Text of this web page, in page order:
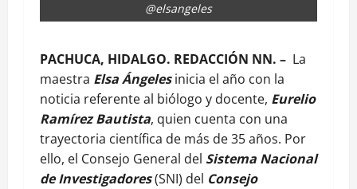
@elsangeles
PACHUCA, HIDALGO. REDACCIÓN NN. – La
maestra Elsa Ángeles inicia el año con la
noticia referente al biólogo y docente, Eurelio
Ramírez Bautista, quien cuenta con una
trayectoria científica de más de 35 años. Por
ello, el Consejo General del Sistema Nacional
de Investigadores(SNI) del Consejo